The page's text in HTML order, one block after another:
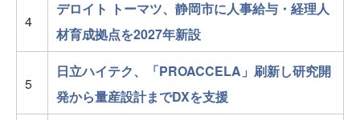
4
デロイト トーマツ、静岡市に人事給与・経理人
材育成拠点を2027年新設
5
日立ハイテク、「PROACCELA」刷新し研究開
発から量産設計までDXを支援